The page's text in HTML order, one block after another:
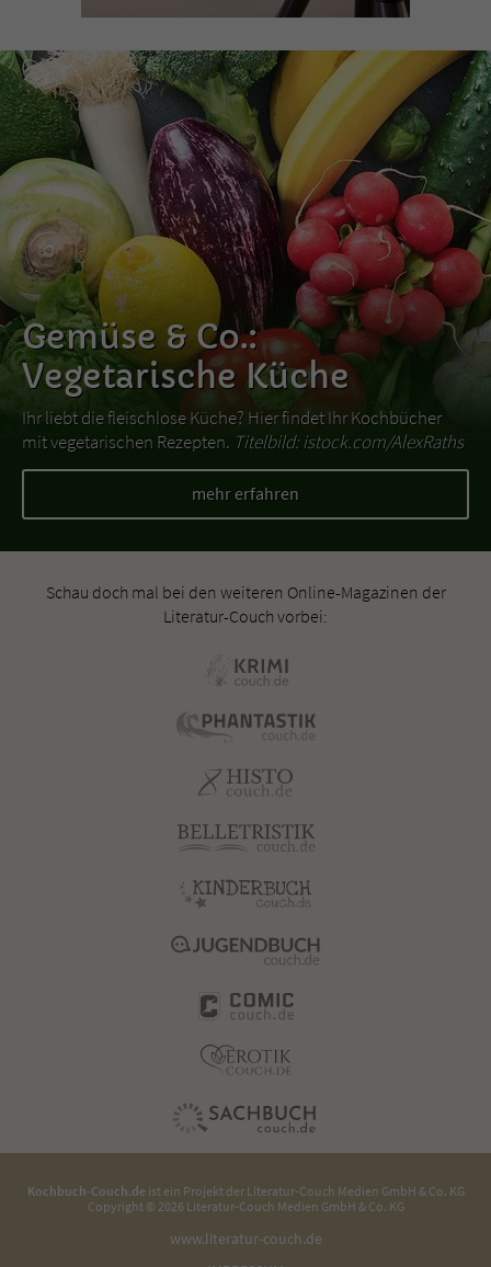
Gemüse & Co.:
Vegetarische Küche
Ihr liebt die fleischlose Küche? Hier findet Ihr Kochbücher
mit vegetarischen Rezepten. Titelbild: istock.com/AlexRaths
mehr erfahren
Schau doch mal bei den weiteren Online-Magazinen der
Literatur-Couch vorbei:
Kochbuch-Couch.deist ein Projekt der Literatur-Couch Medien GmbH & Co. KG
Copyright © 2026 Literatur-Couch Medien GmbH & Co. KG
www.literatur-couch.de